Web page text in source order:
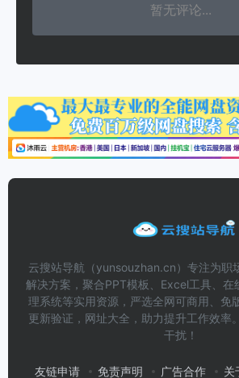
暂无评论...
云搜站导航（yunsouzhan.cn）专注为职
解决方案，聚合PPT模板、Excel工具、在
理系统等实用资源，严选全网可商用、免
更新验证，网址大全，助力提升工作效率
干扰！
友链申请 免责声明 广告合作 关